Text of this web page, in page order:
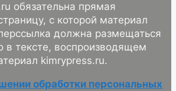
обязательна прямая
с которой материал
должна размещаться
в тексте, воспроизводящем
kimrypress.ru.
обработки персональных